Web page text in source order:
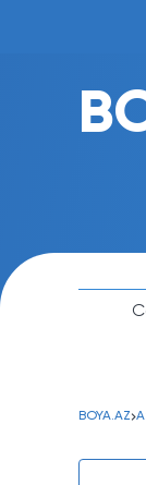
BOYA.AZ